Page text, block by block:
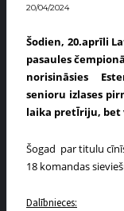
20/04/2024
Šodien, 20.aprīli
pasaules
norisināsies
senioru izlases
laika pretĪriju, bet
Šogad par titulu
18 komandas
Dalībnieces: